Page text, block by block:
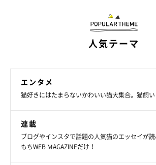
人気テーマ
エンタメ
猫好きにはたまらないかわいい猫大集合。猫飼
連載
ブログやインスタで話題の人気猫のエッセイが
もちWEB MAGAZINEだけ！